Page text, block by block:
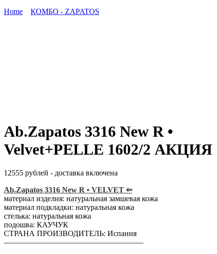
Home
КОМБО - ZAPATOS
Ab.Zapatos 3316 New R •
Velvet+PELLE 1602/2 АКЦИЯ
12555 рублей - доставка включена
Ab.Zapatos 3316 New R • VELVET ⇐
материал изделия: натуральная замшевая кожа
материал подкладки: натуральная кожа
стелька: натуральная кожа
подошва: КАУЧУК
СТРАНА ПРОИЗВОДИТЕЛЬ: Испания
——————————————————